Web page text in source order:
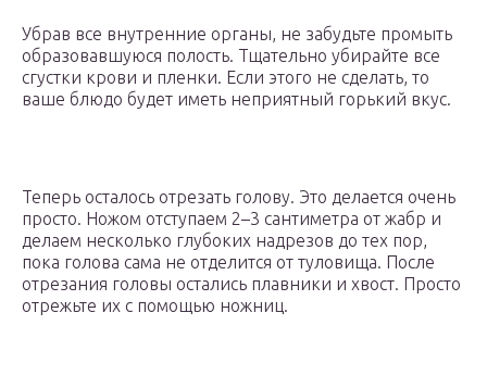
Убрав все внутренние органы, не забудьте промыть
образовавшуюся полость. Тщательно убирайте все
сгустки крови и пленки. Если этого не сделать, то
ваше блюдо будет иметь неприятный горький вкус.
Теперь осталось отрезать голову. Это делается очень
просто. Ножом отступаем 2–3 сантиметра от жабр и
делаем несколько глубоких надрезов до тех пор,
пока голова сама не отделится от туловища. После
отрезания головы остались плавники и хвост. Просто
отрежьте их с помощью ножниц.